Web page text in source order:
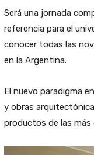
Será una jornada
referencia para el
conocer todas las
en la Argentina.
El nuevo paradigma
y obras
productos de las más